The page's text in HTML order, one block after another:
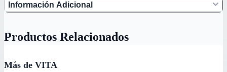
Información Adicional
Productos Relacionados
Más de VITA